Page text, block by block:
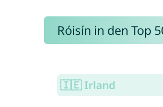
Róisín in den Top
🇮🇪 Irland